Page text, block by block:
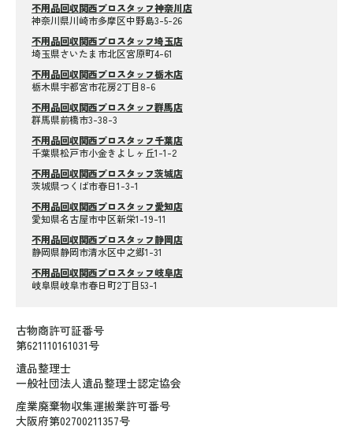
不用品回収関西プロスタッフ神奈川店
神奈川県川崎市多摩区中野島3-5-26
不用品回収関西プロスタッフ埼玉店
埼玉県さいたま市北区宮原町4-61
不用品回収関西プロスタッフ栃木店
栃木県宇都宮市花房2丁目8-6
不用品回収関西プロスタッフ群馬店
群馬県前橋市3-38-3
不用品回収関西プロスタッフ千葉店
千葉県松戸市小金きよしヶ丘1-1-2
不用品回収関西プロスタッフ茨城店
茨城県つくば市春日1-3-1
不用品回収関西プロスタッフ愛知店
愛知県名古屋市中区新栄1-19-11
不用品回収関西プロスタッフ静岡店
静岡県静岡市清水区中之郷1-31
不用品回収関西プロスタッフ岐阜店
岐阜県岐阜市春日町2丁目53-1
古物商許可証番号
第621110161031号
遺品整理士
一般社団法人遺品整理士認定協会
産業廃棄物収集運搬業許可番号
大阪府第02700211357号